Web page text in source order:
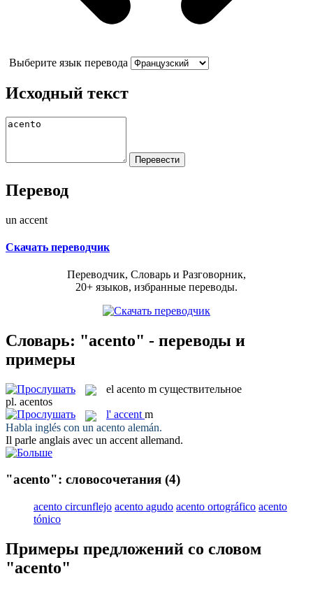
Выберите язык перевода
Исходный текст
Перевод
un accent
Скачать переводчик
Переводчик, Словарь и Разговорник,
20+ языков, избранные переводы.
Словарь: "acento" - переводы и
примеры
el acento m существительное
pl. acentos
l' accent m
Habla inglés con un acento alemán.
Il parle anglais avec un accent allemand.
"acento": словосочетания (4)
acento circunflejo acento agudo acento ortográfico acento
tónico
Примеры предложений со словом
"acento"